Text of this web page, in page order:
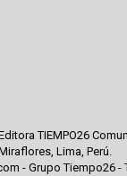
TIEMPO26
Lima, Perú.
- Grupo Tiempo26 -